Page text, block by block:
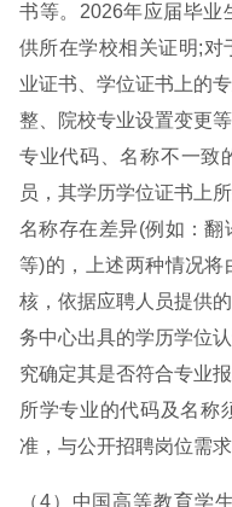
书等。2026年应届毕业
供所在学校相关证明;对
业证书、学位证书上的
整、院校专业设置变更
专业代码、名称不一致
员，其学历学位证书上
名称存在差异(例如：翻
等)的，上述两种情况
核，依据应聘人员提供
务中心出具的学历学位
究确定其是否符合专业
所学专业的代码及名称
准，与公开招聘岗位需
（4）中国高等教育学